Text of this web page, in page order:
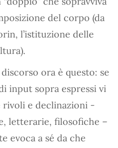
del corpo (da
l’istituzione delle
ora è questo: se
input sopra espressi vi
rivoli e declinazioni -
letterarie, filosofiche –
evoca a sé da che